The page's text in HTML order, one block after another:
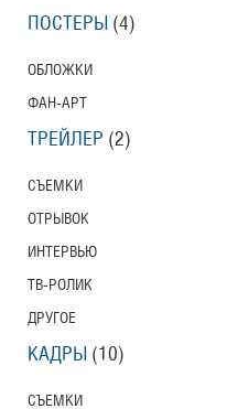
ПОСТЕРЫ (4)
ОБЛОЖКИ
ФАН-АРТ
ТРЕЙЛЕР (2)
СЪЕМКИ
ОТРЫВОК
ИНТЕРВЬЮ
ТВ-РОЛИК
ДРУГОЕ
КАДРЫ (10)
СЪЕМКИ